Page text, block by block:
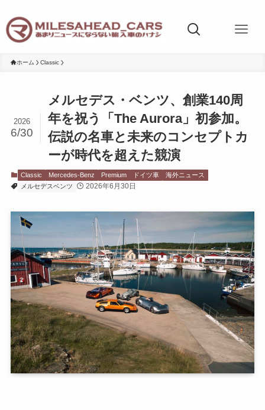
ホーム Classic
メルセデス・ベンツ、創業140周
年を祝う「The Aurora」初参加。
伝説の名車と未来のコンセプトカ
ーが時代を超えた競演
2026
6/30
Classic Mercedes-Benz Premium ドイツ車
海外ニュース
メルセデスベンツ
2026年6月30日